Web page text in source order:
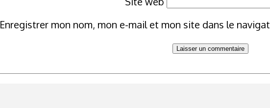
Enregistrer mon nom, mon e-mail et mon site dans le